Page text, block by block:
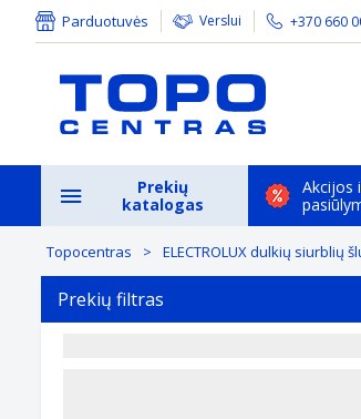
Parduotuvės Verslui +370 660
Prekių
katalogas
Akcijos
Topocentras ELECTROLUX dulkių siurblių
Prekių filtras